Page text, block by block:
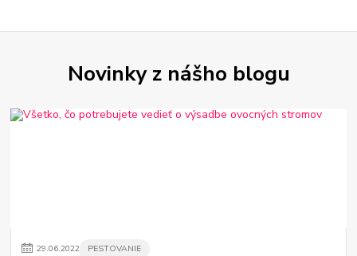
Novinky z nášho blogu
29.06.2022 PESTOVANIE